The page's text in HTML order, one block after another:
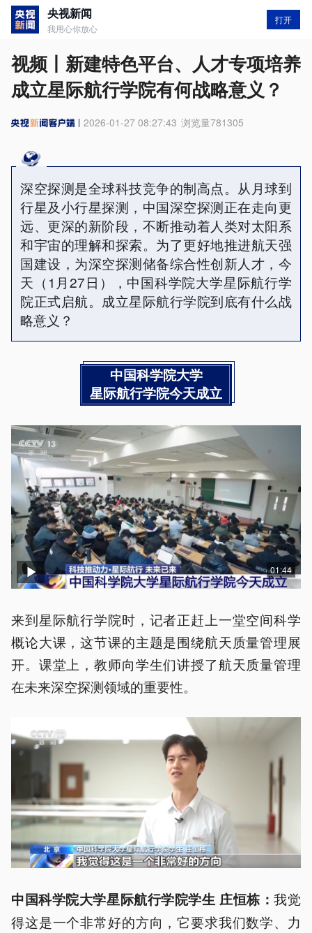
央视新闻
我用心你放心
打开
视频丨新建特色平台、人才专项培养
成立星际航行学院有何战略意义？
2026-01-27 08:27:43 浏览量781305
深空探测是全球科技竞争的制高点。从月球到
行星及小行星探测，中国深空探测正在走向更
远、更深的新阶段，不断推动着人类对太阳系
和宇宙的理解和探索。为了更好地推进航天强
国建设，为深空探测储备综合性创新人才，今
天（1月27日），中国科学院大学星际航行学
院正式启航。成立星际航行学院到底有什么战
略意义？
中国科学院大学
星际航行学院今天成立
01:44
来到星际航行学院时，记者正赶上一堂空间科学
概论大课，这节课的主题是围绕航天质量管理展
开。课堂上，教师向学生们讲授了航天质量管理
在未来深空探测领域的重要性。
中国科学院大学星际航行学院学生 庄恒栋 ：我觉
得这是一个非常好的方向，它要求我们数学、力